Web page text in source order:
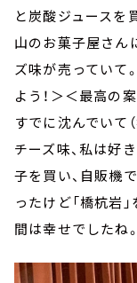
と炭酸ジュースを
山のお菓子屋さん
ズ味が売っていて
よう！＞＜最高の
すでに沈んでいて
チーズ味、私は好
子を買い、自販機
ったけど「橋杭岩
間は幸せでしたね。